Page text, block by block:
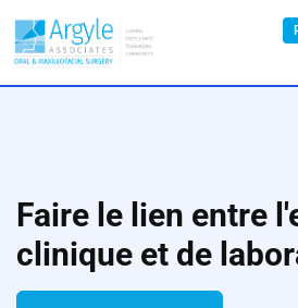
Faire le lien entre
clinique et de